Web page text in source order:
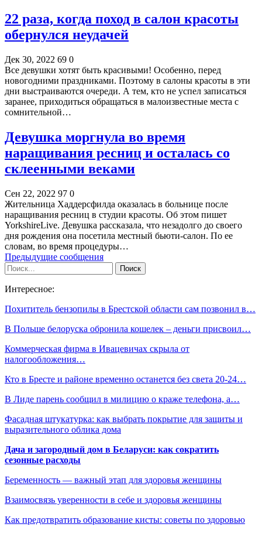
22 раза, когда поход в салон красоты
обернулся неудачей
Дек 30, 2022 69 0
Все девушки хотят быть красивыми! Особенно, перед
новогодними праздниками. Поэтому в салоны красоты в эти
дни выстраиваются очереди. А тем, кто не успел записаться
заранее, приходиться обращаться в малоизвестные места с
сомнительной…
Девушка моргнула во время
наращивания ресниц и осталась со
склеенными веками
Сен 22, 2022 97 0
Жительница Хаддерсфилда оказалась в больнице после
наращивания ресниц в студии красоты. Об этом пишет
YorkshireLive. Девушка рассказала, что незадолго до своего
дня рождения она посетила местный бьюти-салон. По ее
словам, во время процедуры…
Предыдущие сообщения
Интересное:
Похититель бензопилы в Брестской области сам позвонил в…
В Польше белоруска обронила кошелек – деньги присвоил…
Коммерческая фирма в Ивацевичах скрыла от
налогообложения…
Кто в Бресте и районе временно останется без света 20-24…
В Лиде парень сообщил в милицию о краже телефона, а…
Фасадная штукатурка: как выбрать покрытие для защиты и
выразительного облика дома
Дача и загородный дом в Беларуси: как сократить
сезонные расходы
Беременность — важный этап для здоровья женщины
Взаимосвязь уверенности в себе и здоровья женщины
Как предотвратить образование кисты: советы по здоровью